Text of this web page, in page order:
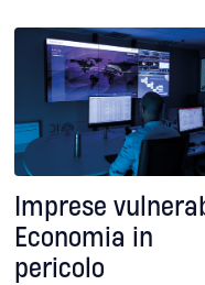
obiettivi e investimenti
un occhio di riguardo per
l’acquisizione di startup
alto potenziale
Imprese
Economia in
pericolo